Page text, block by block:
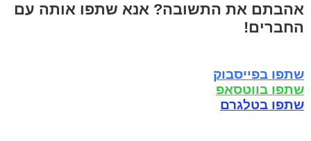
אהבתם את התשובה? אנא שתפו אותה עם
החברים!
שתפו בפייסבוק
שתפו בווטסאפ
שתפו בטלגרם